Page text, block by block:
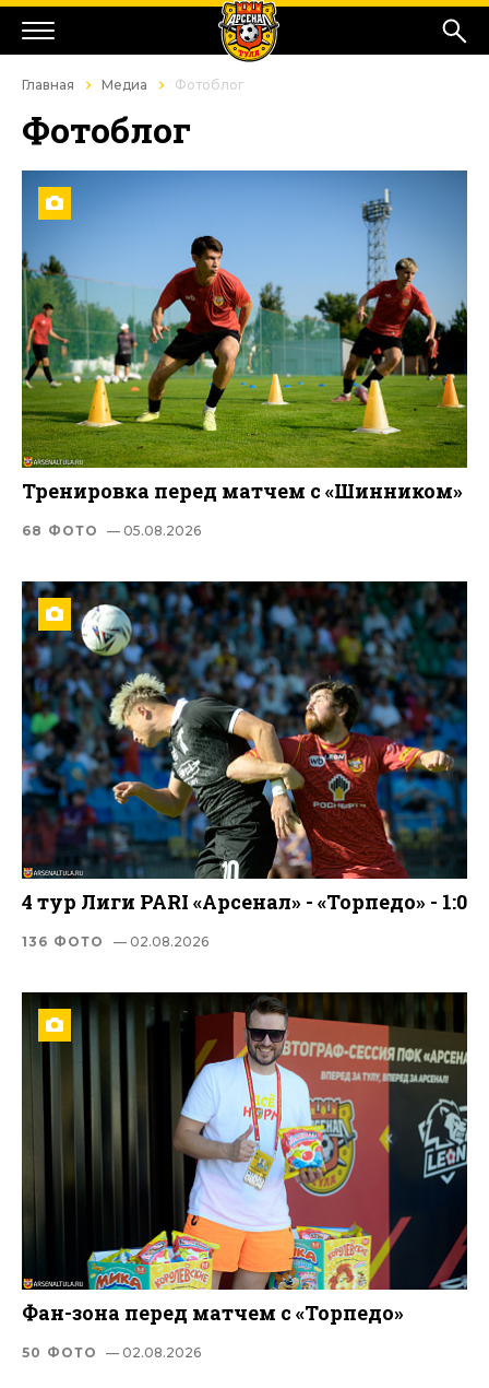
Главная Медиа Фотоблог
Фотоблог
Тренировка перед матчем с «Шинником»
68 ФОТО — 05.08.2026
4 тур Лиги PARI «Арсенал» - «Торпедо» - 1:0
136 ФОТО — 02.08.2026
Фан-зона перед матчем с «Торпедо»
50 ФОТО — 02.08.2026